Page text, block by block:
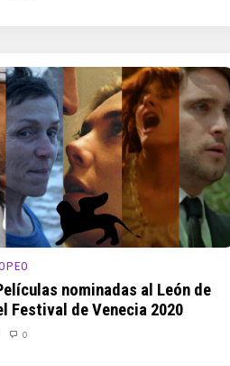
nominadas al León de
Festival de Venecia 2020
0